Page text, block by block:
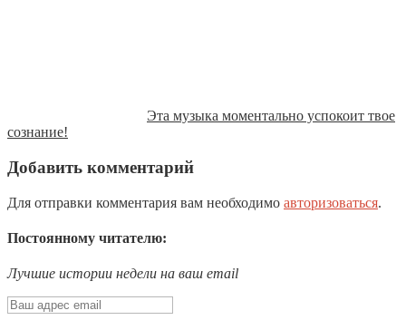
Эта музыка моментально успокоит твое
сознание!
Добавить комментарий
Для отправки комментария вам необходимо авторизоваться.
Постоянному читателю:
Лучшие истории недели на ваш email